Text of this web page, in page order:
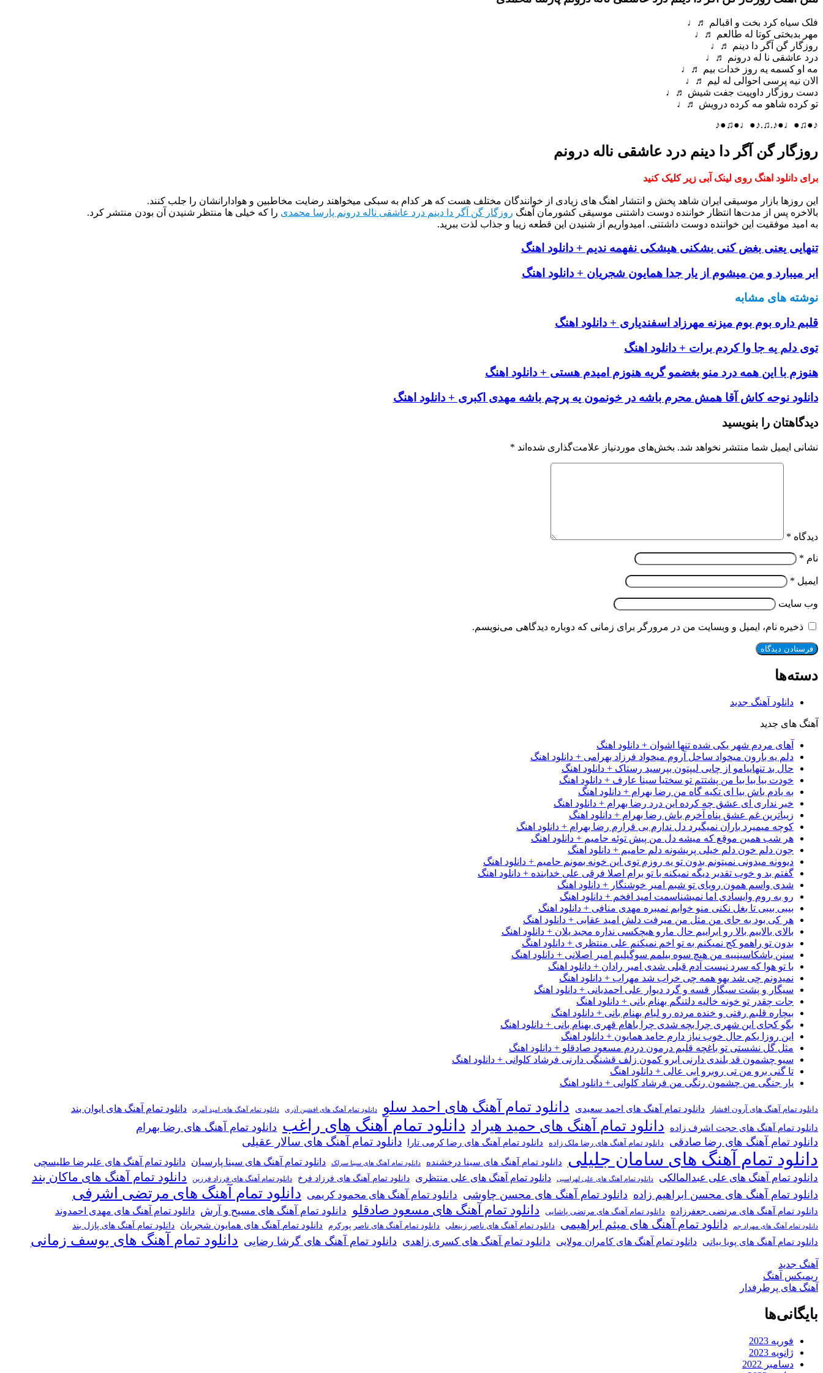
فلک سیاه کرد بخت و اقبالم ♬♩
مهر بدبختی کوتا له طالعم ♬♩
روزگار گن آگر دا دینم ♬♩
درد عاشقی نا له درونم ♬♩
مه او کسمه یه روز خدات بیم ♬♩
الان نیه پرسی احوالی له لیم ♬♩
دست روزگار داوپیت جفت شیش ♬♩
تو کرده شاهو مه کرده درویش ♬♩
♪●♫●♩●♪.♫.♪●♩●♫●♪
روزگار گن آگر دا دینم درد عاشقی ناله درونم
برای دانلود اهنگ روی لینک آبی زیر کلیک کنید
این روزها بازار موسیقی ایران شاهد پخش و انتشار اهنگ های زیادی از خوانندگان مختلف هست که هر کدام به سبکی میخواهند رضایت مخاطبین و هوادارانشان را جلب کنند.
بالاخره پس از مدت‌ها انتظار خواننده دوست داشتنی موسیقی کشورمان آهنگ روزگار گن آگر دا دینم درد عاشقی ناله درونم پارسا محمدی را که خیلی ها منتظر شنیدن آن بودن منتشر کرد.
به امید موفقیت این خواننده دوست داشتنی. امیدواریم از شنیدن این قطعه زیبا و جذاب لذت ببرید.
تنهایی یعنی بغض کنی بشکنی هیشکی نفهمه ندیم + دانلود اهنگ
ابر میبارد و من میشوم از یار جدا همایون شجریان + دانلود اهنگ
نوشته های مشابه
قلبم داره بوم بوم میزنه مهرزاد اسفندیاری + دانلود اهنگ
توی دلم یه جا وا کردم برات + دانلود اهنگ
هنوزم با این همه درد منو بغضمو گریه هنوزم امیدم هستی + دانلود اهنگ
دانلود نوحه کاش آقا همش محرم باشه در خونمون یه پرچم باشه مهدی اکبری + دانلود اهنگ
دیدگاهتان را بنویسید
نشانی ایمیل شما منتشر نخواهد شد. بخش‌های موردنیاز علامت‌گذاری شده‌اند *
دیدگاه *
نام *
ایمیل *
وب‌ سایت
ذخیره نام، ایمیل و وبسایت من در مرورگر برای زمانی که دوباره دیدگاهی می‌نویسم.
دسته‌ها
دانلود آهنگ جدید
آهنگ های جدید
آهای مردم شهر یکی شده تنها اشوان + دانلود اهنگ
دلم یه بارون میخواد ساحل آروم میخواد فرزاد بهرامی + دانلود اهنگ
حال بد تنهاییامو از چایی لیپتون بپرسید رستاک + دانلود اهنگ
خودت بیا بیا بیا من پشتتم تو سختیا سینا عارف + دانلود اهنگ
به یادم باش بیا ای تکیه گاه من رضا بهرام + دانلود اهنگ
خبر نداری ای عشق چه کرده این درد رضا بهرام + دانلود اهنگ
زیباترین غم عشق پناه آخرم باش رضا بهرام + دانلود اهنگ
کوچه میمیرد باران نمیگیرد دل ندارم بی قرارم رضا بهرام + دانلود اهنگ
هر شب همین موقع که میشه دل من پیش توئه حامیم + دانلود اهنگ
جون دلم خون دلم خیلی پریشونه دلم حامیم + دانلود اهنگ
دیوونه میدونی نمیتونم بدون تو یه روزم توی این خونه بمونم حامیم + دانلود اهنگ
گفتم بد و خوب تقدیر دیگه نمیکنه با تو برام اصلا فرقی علی خدابنده + دانلود اهنگ
شدی واسم همون رویای تو شبم امیر خوشنگار + دانلود اهنگ
رو به روم وایسادی اما نمیشناسمت امید افخم + دانلود اهنگ
بیبی بیبی تا بغل نکنی منو خوابم نمیبره مهدی منافی + دانلود اهنگ
هر کی بود به جای من مثل من میرفت دلش امید عقابی + دانلود اهنگ
بالای بالاییم بالا رو ابراییم حال مارو هیچکسی نداره مجید یلان + دانلود اهنگ
بدون تو راهمو کج نمیکنم به تو اخم نمیکنم علی منتظری + دانلود اهنگ
سنن باشکاسینییه من هیچ سوه بیلمم سوگیلیم امیر اصلانی + دانلود اهنگ
با تو هوا که سرد نیست آدم قبلی شدی امیر رادان + دانلود اهنگ
نمیدونم چی شد یهو همه چی خراب شد مهراب + دانلود اهنگ
سیگار و پشت سیگار قسه و گرد دیوار علی احمدیانی + دانلود اهنگ
جات چقدر تو خونه خالیه دلتنگم بهنام بانی + دانلود اهنگ
بیچاره قلبم رفتی و خنده مرده رو لبام بهنام بانی + دانلود اهنگ
بگو کجای این شهری چرا بچه شدی چرا باهام قهری بهنام بانی + دانلود اهنگ
این روزا یکم حال خوب نیاز دارم حامد همایون + دانلود اهنگ
مثل گل نشستی تو باغچه قلبم درمون دردم مسعود صادقلو + دانلود اهنگ
سیو چشمون قد بلندی دارنی ابرو کمون زلف قشنگی دارنی فرشاد کلوانی + دانلود اهنگ
تا گنی برو من تی روبرو ابی عالی + دانلود اهنگ
یار جنگی من چشمون رنگی من فرشاد کلوانی + دانلود اهنگ
دانلود تمام آهنگ های آرون افشار دانلود تمام آهنگ های احمد سعیدی دانلود تمام آهنگ های احمد سلو دانلود تمام آهنگ های افشین آذری دانلود تمام آهنگ های امید آمری دانلود تمام آهنگ های ایوان بند
دانلود تمام آهنگ های حجت اشرف زاده دانلود تمام آهنگ های حمید هیراد دانلود تمام آهنگ های راغب دانلود تمام آهنگ های رضا بهرام
دانلود تمام آهنگ های رضا صادقی
دانلود تمام آهنگ های رضا ملک زاده دانلود تمام آهنگ های رضا کرمی تارا دانلود تمام آهنگ های سالار عقیلی
دانلود تمام آهنگ های سامان جلیلی دانلود تمام آهنگ های سینا درخشنده دانلود تمام آهنگ های سینا سرلک دانلود تمام آهنگ های سینا پارسیان دانلود تمام آهنگ های علیرضا طلیسچی
دانلود تمام آهنگ های علی عبدالمالکی دانلود تمام آهنگ های علی لهراسبی دانلود تمام آهنگ های علی منتظری دانلود تمام آهنگ های فرزاد فرخ دانلود تمام آهنگ های فرزاد فرزین دانلود تمام آهنگ های ماکان بند
دانلود تمام آهنگ های محسن ابراهیم زاده دانلود تمام آهنگ های محسن چاوشی دانلود تمام آهنگ های محمود کریمی دانلود تمام آهنگ های مرتضی اشرفی
دانلود تمام آهنگ های مرتضی جعفرزاده دانلود تمام آهنگ های مرتضی پاشایی دانلود تمام آهنگ های مسعود صادقلو دانلود تمام آهنگ های مسیح و آرش دانلود تمام آهنگ های مهدی احمدوند
دانلود تمام آهنگ های مهراد جم دانلود تمام آهنگ های میثم ابراهیمی دانلود تمام آهنگ های ناصر زینعلی دانلود تمام آهنگ های ناصر پورکرم دانلود تمام آهنگ های همایون شجریان دانلود تمام آهنگ های پازل بند
دانلود تمام آهنگ های پویا بیاتی دانلود تمام آهنگ های کامران مولایی دانلود تمام آهنگ های کسری زاهدی دانلود تمام آهنگ های گرشا رضایی دانلود تمام آهنگ های یوسف زمانی
آهنگ جدید
ریمیکس آهنگ
آهنگ های پرطرفدار
بایگانی‌ها
فوریه 2023
ژانویه 2023
دسامبر 2022